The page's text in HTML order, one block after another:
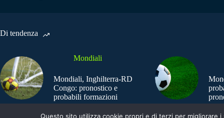
Di tendenza
Mondiali
Mondiali, Inghilterra-RD
Congo: pronostico e
probabili formazioni
Questo sito utilizza cookie propri e di terzi per migliorare